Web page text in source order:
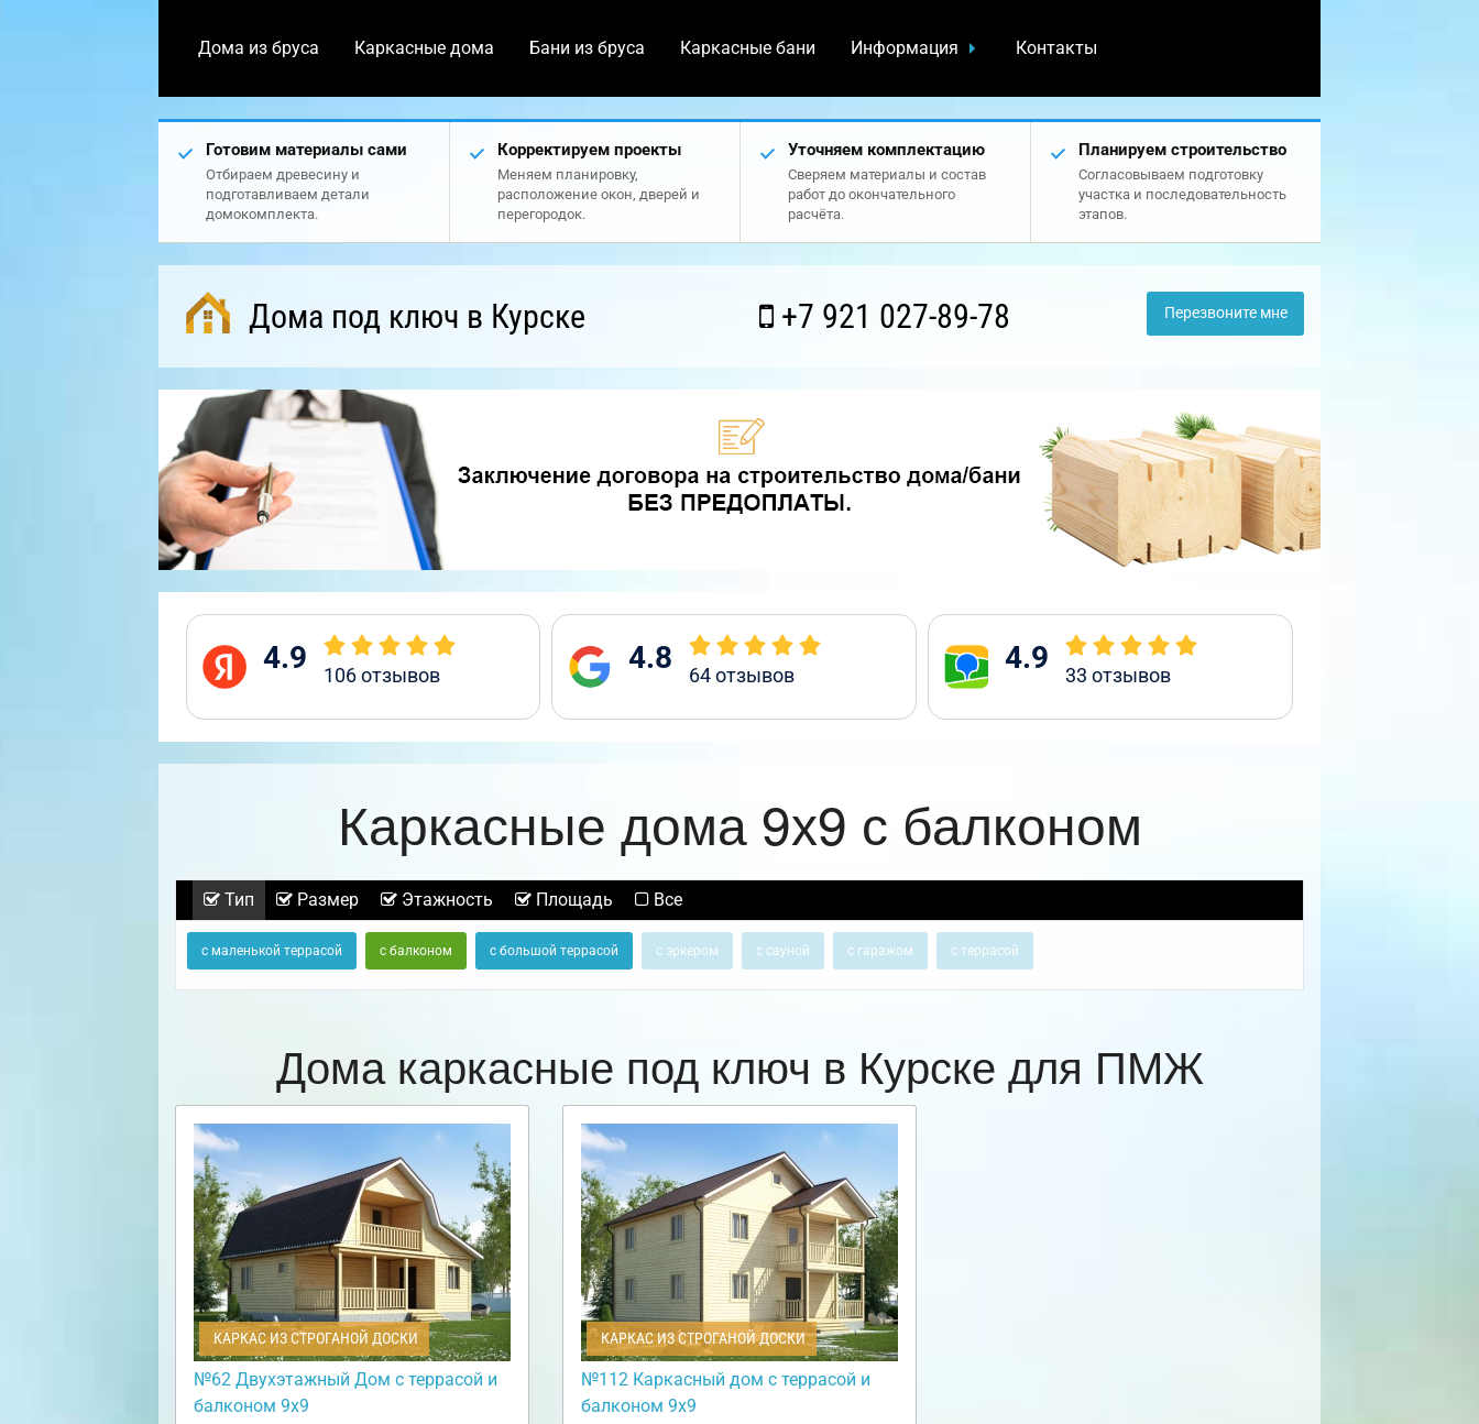
Дома из бруса Каркасные дома Бани из бруса Каркасные бани Информация Контакты
Готовим материалы сами
Отбираем древесину и
подготавливаем детали
домокомплекта.
Корректируем проекты
Меняем планировку,
расположение окон, дверей и
перегородок.
Уточняем комплектацию
Сверяем материалы и состав
работ до окончательного
расчёта.
Планируем строительство
Согласовываем подготовку
участка и последовательность
этапов.
Дома под ключ в Курске +7 921 027-89-78 Перезвоните мне
4.9 106отзывов 4.8 64отзывов 4.9 33 отзывов
Каркасные дома 9х9 с балконом
Тип Размер Этажность Площадь Все
с маленькой террасой с балконом с большой террасой с эркером с сауной с гаражом с террасой
Дома каркасные под ключ в Курске для ПМЖ
КАРКАС ИЗ СТРОГАНОЙ ДОСКИ
№62 Двухэтажный Дом с террасой и
балконом 9х9
КАРКАС ИЗ СТРОГАНОЙ ДОСКИ
№112 Каркасный дом с террасой и
балконом 9х9